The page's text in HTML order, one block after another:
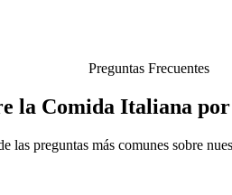
Preguntas Frecuentes
la Comida Italiana
las preguntas más comunes sobre